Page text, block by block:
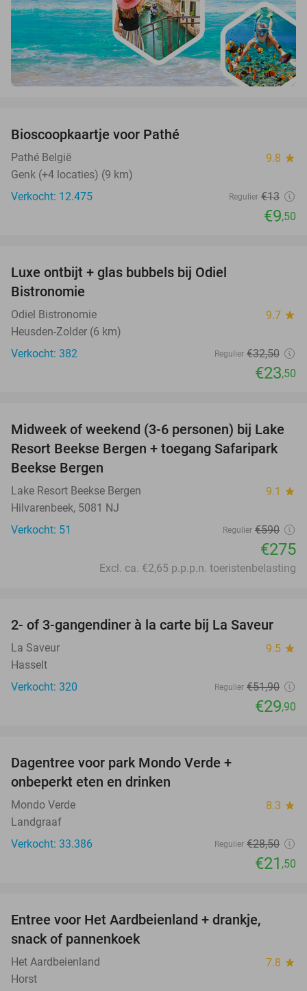
Bioscoopkaartje voor Pathé
Pathé België 9.8 star
Genk (+4 locaties) (9 km)
Verkocht: 12.475
Regulier €13
€9,50
Luxe ontbijt + glas bubbels bij Odiel
Bistronomie
Odiel Bistronomie 9.7 star
Heusden-Zolder (6 km)
Verkocht: 382
Regulier €32,50
€23,50
53%
Midweek of weekend (3-6 personen) bij Lake
Resort Beekse Bergen + toegang Safaripark
Beekse Bergen
Lake Resort Beekse Bergen 9.1 star
Hilvarenbeek, 5081 NJ
Verkocht: 51
Regulier €590
€275
Excl. ca. €2,65 p.p.p.n. toeristenbelasting
42%
2- of 3-gangendiner à la carte bij La Saveur
La Saveur 9.5 star
Hasselt
Verkocht: 320
Regulier €51,90
€29,90
Dagentree voor park Mondo Verde +
onbeperkt eten en drinken
Mondo Verde 8.3 star
Landgraaf
Verkocht: 33.386
Regulier €28,50
€21 ,50
Entree voor Het Aardbeienland + drankje,
snack of pannenkoek
Het Aardbeienland 7.8 star
Horst